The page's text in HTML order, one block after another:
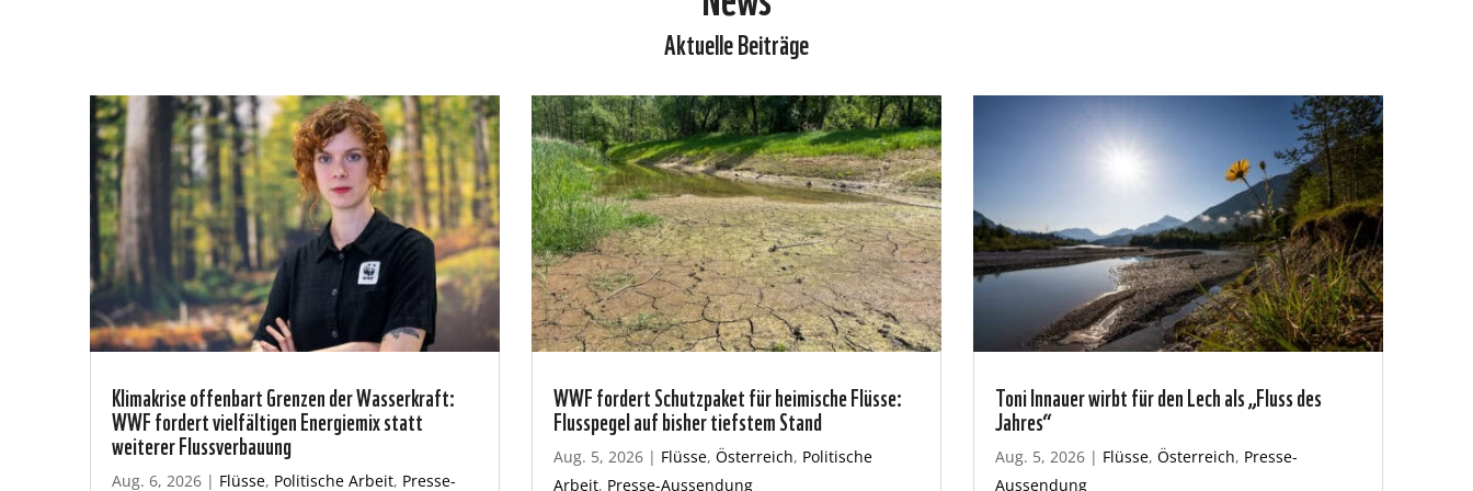
Aktuelle Beiträge
Klimakrise offenbart Grenzen der Wasserkraft:
WWF fordert vielfältigen Energiemix statt
weiterer Flussverbauung
Aug. 6, 2026 | Flüsse, Politische Arbeit, Presse-
WWF fordert Schutzpaket für heimische Flüsse:
Flusspegel auf bisher tiefstem Stand
Aug. 5, 2026| Flüsse, Österreich, Politische
Arbeit, Presse-Aussendung
Toni Innauer wirbt für den Lech als „Fluss des
Jahres“
Aug. 5, 2026| Flüsse, Österreich, Presse-
Aussendung